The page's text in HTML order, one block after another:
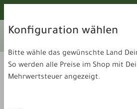
Ihr aktuelles Lieferland:
Konfiguration wählen
Bitte wähle das gewünschte Land
So werden alle Preise im Shop mit
Mehrwertsteuer angezeigt.